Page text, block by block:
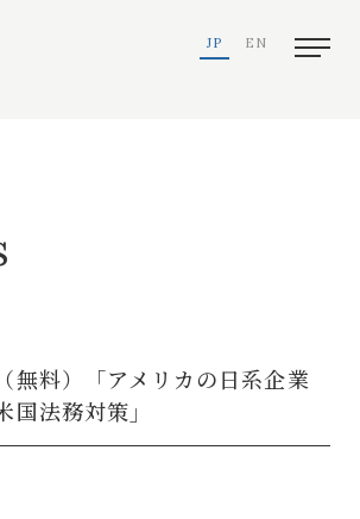
JP EN
無料）「アメリカの日系企業
国法務対策」